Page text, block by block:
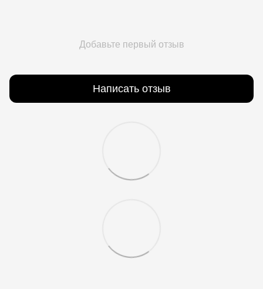
Добавьте первый отзыв
Написать отзыв